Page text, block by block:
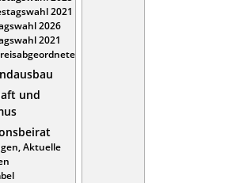
2021
2026
2021
und
Aktuelle